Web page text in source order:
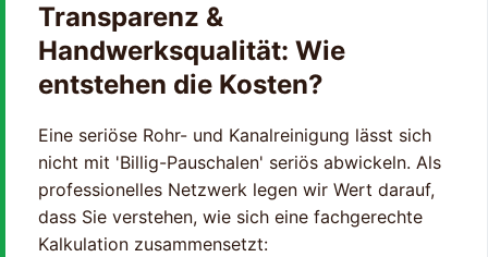
Transparenz &
Handwerksqualität: Wie
entstehen die Kosten?
Eine seriöse Rohr- und Kanalreinigung lässt sich
nicht mit 'Billig-Pauschalen' seriös abwickeln. Als
professionelles Netzwerk legen wir Wert darauf,
dass Sie verstehen, wie sich eine fachgerechte
Kalkulation zusammensetzt: